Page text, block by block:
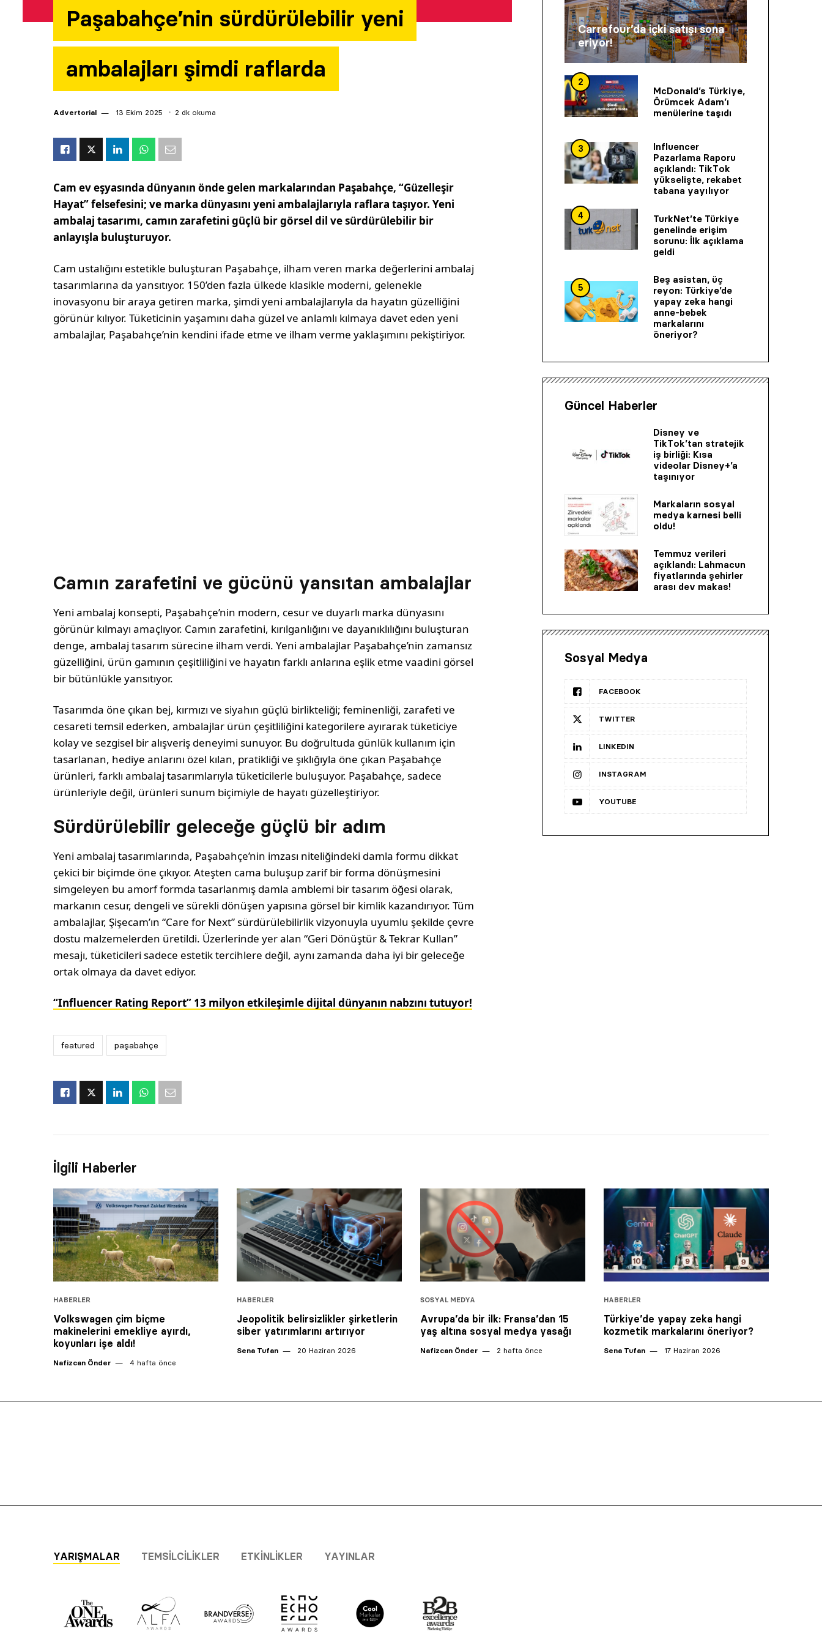
Paşabahçe’nin sürdürülebilir yeni
ambalajları şimdi raflarda
Advertorial 13 Ekim 2025 2 dk okuma
Cam ev eşyasında dünyanın önde gelen markalarından Paşabahçe, “Güzelleşir
Hayat” felsefesini; ve marka dünyasını yeni ambalajlarıyla raflara taşıyor. Yeni
ambalaj tasarımı, camın zarafetini güçlü bir görsel dil ve sürdürülebilir bir
anlayışla buluşturuyor.
Cam ustalığını estetikle buluşturan Paşabahçe, ilham veren marka değerlerini ambalaj
tasarımlarına da yansıtıyor. 150’den fazla ülkede klasikle moderni, gelenekle
inovasyonu bir araya getiren marka, şimdi yeni ambalajlarıyla da hayatın güzelliğini
görünür kılıyor. Tüketicinin yaşamını daha güzel ve anlamlı kılmaya davet eden yeni
ambalajlar, Paşabahçe’nin kendini ifade etme ve ilham verme yaklaşımını pekiştiriyor.
Camın zarafetini ve gücünü yansıtan ambalajlar
Yeni ambalaj konsepti, Paşabahçe’nin modern, cesur ve duyarlı marka dünyasını
görünür kılmayı amaçlıyor. Camın zarafetini, kırılganlığını ve dayanıklılığını buluşturan
denge, ambalaj tasarım sürecine ilham verdi. Yeni ambalajlar Paşabahçe’nin zamansız
güzelliğini, ürün gamının çeşitliliğini ve hayatın farklı anlarına eşlik etme vaadini görsel
bir bütünlükle yansıtıyor.
Tasarımda öne çıkan bej, kırmızı ve siyahın güçlü birlikteliği; feminenliği, zarafeti ve
cesareti temsil ederken, ambalajlar ürün çeşitliliğini kategorilere ayırarak tüketiciye
kolay ve sezgisel bir alışveriş deneyimi sunuyor. Bu doğrultuda günlük kullanım için
tasarlanan, hediye anlarını özel kılan, pratikliği ve şıklığıyla öne çıkan Paşabahçe
ürünleri, farklı ambalaj tasarımlarıyla tüketicilerle buluşuyor. Paşabahçe, sadece
ürünleriyle değil, ürünleri sunum biçimiyle de hayatı güzelleştiriyor.
Sürdürülebilir geleceğe güçlü bir adım
Yeni ambalaj tasarımlarında, Paşabahçe’nin imzası niteliğindeki damla formu dikkat
çekici bir biçimde öne çıkıyor. Ateşten cama buluşup zarif bir forma dönüşmesini
simgeleyen bu amorf formda tasarlanmış damla amblemi bir tasarım öğesi olarak,
markanın cesur, dengeli ve sürekli dönüşen yapısına görsel bir kimlik kazandırıyor. Tüm
ambalajlar, Şişecam’ın “Care for Next” sürdürülebilirlik vizyonuyla uyumlu şekilde çevre
dostu malzemelerden üretildi. Üzerlerinde yer alan “Geri Dönüştür & Tekrar Kullan”
mesajı, tüketicileri sadece estetik tercihlere değil, aynı zamanda daha iyi bir geleceğe
ortak olmaya da davet ediyor.
“Influencer Rating Report” 13 milyon etkileşimle dijital dünyanın nabzını tutuyor!
featured paşabahçe
Carrefour’da içki satışı sona
eriyor!
2
McDonald’s Türkiye,
Örümcek Adam’ı
menülerine taşıdı
3
Influencer
Pazarlama Raporu
açıklandı: TikTok
yükselişte, rekabet
tabana yayılıyor
4
TurkNet’te Türkiye
genelinde erişim
sorunu: İlk açıklama
geldi
5
Beş asistan, üç
reyon: Türkiye’de
yapay zeka hangi
anne-bebek
markalarını
öneriyor?
Güncel Haberler
Disney ve
TikTok’tan stratejik
iş birliği: Kısa
videolar Disney+’a
taşınıyor
Markaların sosyal
medya karnesi belli
oldu!
Temmuz verileri
açıklandı: Lahmacun
fiyatlarında şehirler
arası dev makas!
Sosyal Medya
FACEBOOK
TWITTER
LINKEDIN
INSTAGRAM
YOUTUBE
İlgili Haberler
HABERLER
Volkswagen çim biçme
makinelerini emekliye ayırdı,
koyunları işe aldı!
Nafizcan Önder 4 hafta önce
HABERLER
Jeopolitik belirsizlikler şirketlerin
siber yatırımlarını artırıyor
Sena Tufan 20 Haziran 2026
SOSYAL MEDYA
Avrupa’da bir ilk: Fransa’dan 15
yaş altına sosyal medya yasağı
Nafizcan Önder 2 hafta önce
HABERLER
Türkiye’de yapay zeka hangi
kozmetik markalarını öneriyor?
Sena Tufan 17 Haziran 2026
YARIŞMALAR TEMSILCILIKLER ETKINLIKLER YAYINLAR